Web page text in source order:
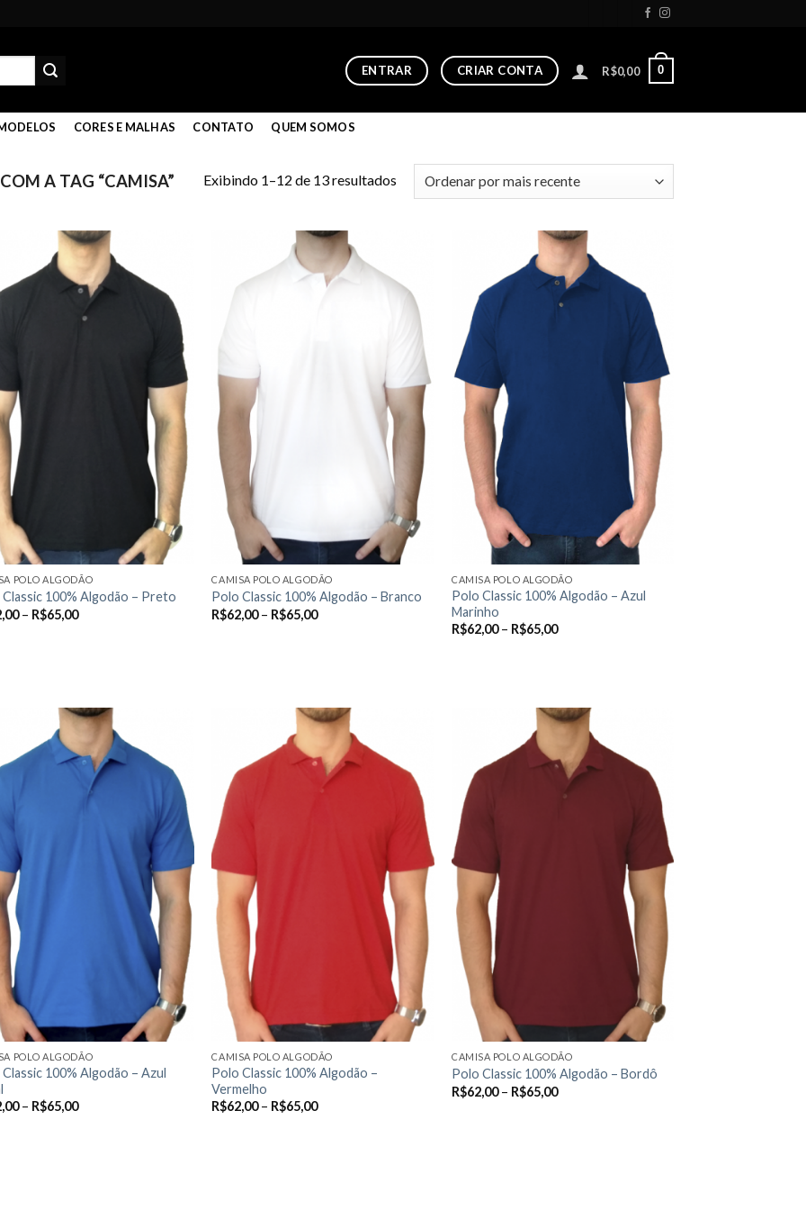
ENTRAR CRIAR CONTA R$0,00 0
CORES E MALHAS CONTATO QUEM SOMOS
A TAG “CAMISA” Exibindo 1–12 de 13 resultados
Add to
wishlist
POLO ALGODÃO
100% Algodão – Preto
– R$65,00
CAMISA POLO ALGODÃO
Polo Classic 100% Algodão – Branco
R$62,00– R$65,00
opções
podem
ser
escolhidas
na
página
do
produto
Add to
wishlist
CAMISA POLO ALGODÃO
Polo Classic 100% Algodão – Azul
Marinho
R$62,00– R$65,00
variantes.
opções
podem
ser
escolhidas
na
página
do
produto
POLO ALGODÃO
100% Algodão – Azul
– R$65,00
Add to
CAMISA POLO ALGODÃO
Polo Classic 100% Algodão –
Vermelho
R$62,00– R$65,00
Add to
wishlist
CAMISA POLO ALGODÃO
Polo Classic 100% Algodão – Bordô
R$62,00– R$65,00